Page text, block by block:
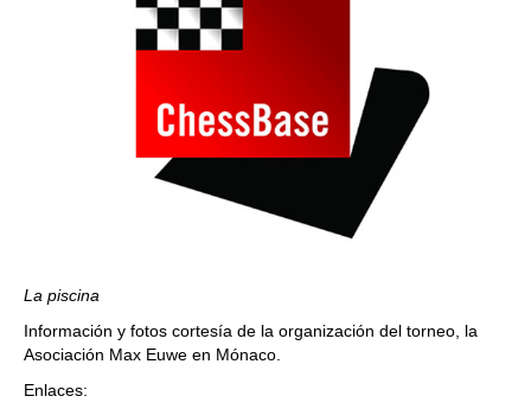
La piscina
Información y fotos cortesía de la organización del torneo, la
Asociación Max Euwe en Mónaco.
Enlaces: